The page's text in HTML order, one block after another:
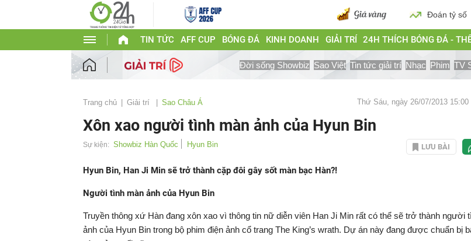
Đoán tỷ số
TIN TỨC AFF CUP BÓNG ĐÁ KINH DOANH GIẢI TRÍ 24H THÍCH BÓNG ĐÁ -
Đời sống Showbiz Sao Việt Tin tức giải trí Nhạc Phim TV
Trang chủ Giải trí Sao Châu Á Thứ Sáu, ngày 26/07/2013
Xôn xao người tình màn ảnh của Hyun Bin
Sự kiện: Showbiz Hàn Quốc Hyun Bin LƯU BÀI
Hyun Bin, Han Ji Min sẽ trở thành cặp đôi gây sốt màn bạc Hàn?!
Người tình màn ảnh của Hyun Bin
Truyền thông xứ Hàn đang xôn xao vì thông tin nữ diễn viên Han Ji Min rất có thể sẽ trở thành người
ảnh của Hyun Bin trong bộ phim điện ảnh cổ trang The King’s wrath. Dự án này đang được chuẩn bị